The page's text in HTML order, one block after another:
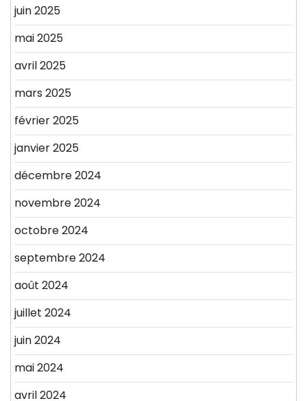
juin 2025
mai 2025
avril 2025
mars 2025
février 2025
janvier 2025
décembre 2024
novembre 2024
octobre 2024
septembre 2024
août 2024
juillet 2024
juin 2024
mai 2024
avril 2024